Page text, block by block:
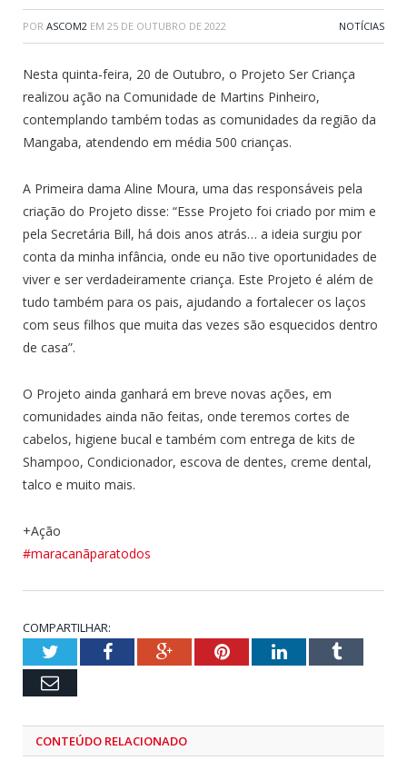
POR ASCOM2 EM 25 DE OUTUBRO DE 2022 NOTÍCIAS
Nesta quinta-feira, 20 de Outubro, o Projeto Ser Criança
realizou ação na Comunidade de Martins Pinheiro,
contemplando também todas as comunidades da região da
Mangaba, atendendo em média 500 crianças.
A Primeira dama Aline Moura, uma das responsáveis pela
criação do Projeto disse: “Esse Projeto foi criado por mim e
pela Secretária Bill, há dois anos atrás… a ideia surgiu por
conta da minha infância, onde eu não tive oportunidades de
viver e ser verdadeiramente criança. Este Projeto é além de
tudo também para os pais, ajudando a fortalecer os laços
com seus filhos que muita das vezes são esquecidos dentro
de casa”.
O Projeto ainda ganhará em breve novas ações, em
comunidades ainda não feitas, onde teremos cortes de
cabelos, higiene bucal e também com entrega de kits de
Shampoo, Condicionador, escova de dentes, creme dental,
talco e muito mais.
+Ação
#maracanãparatodos
COMPARTILHAR:
TwitterFacebookGoogle+PinterestLinkedInTumblr
Email
CONTEÚDO RELACIONADO